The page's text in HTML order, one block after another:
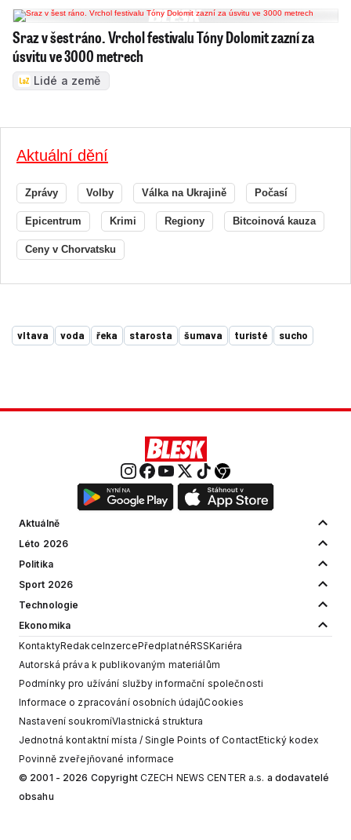
Sraz v šest ráno. Vrchol festivalu Tóny Dolomit zazní za
úsvitu ve 3000 metrech
Lidé a země
Aktuální dění
Zprávy Volby Válka na Ukrajině Počasí
Epicentrum Krimi Regiony Bitcoinová kauza
Ceny v Chorvatsku
vltava voda řeka starosta šumava turisté sucho
Aktuálně
Léto 2026
Politika
Sport 2026
Technologie
Ekonomika
KontaktyRedakceInzercePředplatnéRSSKariéra
Autorská práva k publikovaným materiálům
Podmínky pro užívání služby informační společnosti
Informace o zpracování osobních údajůCookies
Nastavení soukromíVlastnická struktura
Jednotná kontaktní místa / Single Points of ContactEtický kodex
Povinně zveřejňované informace
© 2001 - 2026 Copyright CZECH NEWS CENTER a.s. a dodavatelé
obsahu